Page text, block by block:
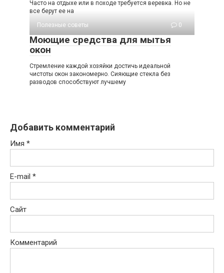
Часто на отдыхе или в походе требуется веревка. Но не
все берут ее на
Полезные советы
0
Моющие средства для мытья
окон
Стремление каждой хозяйки достичь идеальной
чистоты окон закономерно. Сияющие стекла без
разводов способствуют лучшему
Добавить комментарий
Имя *
E-mail *
Сайт
Комментарий